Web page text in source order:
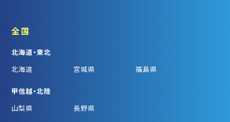
全国
北海道・東北
北海道
宮城県 福島県
甲信越・北陸
山梨県
長野県